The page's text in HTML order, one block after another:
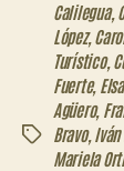
Etiquetas
Calilegua,
López,
Turístico,
Fuerte,
Agüero,
Bravo, Iván
Mariela